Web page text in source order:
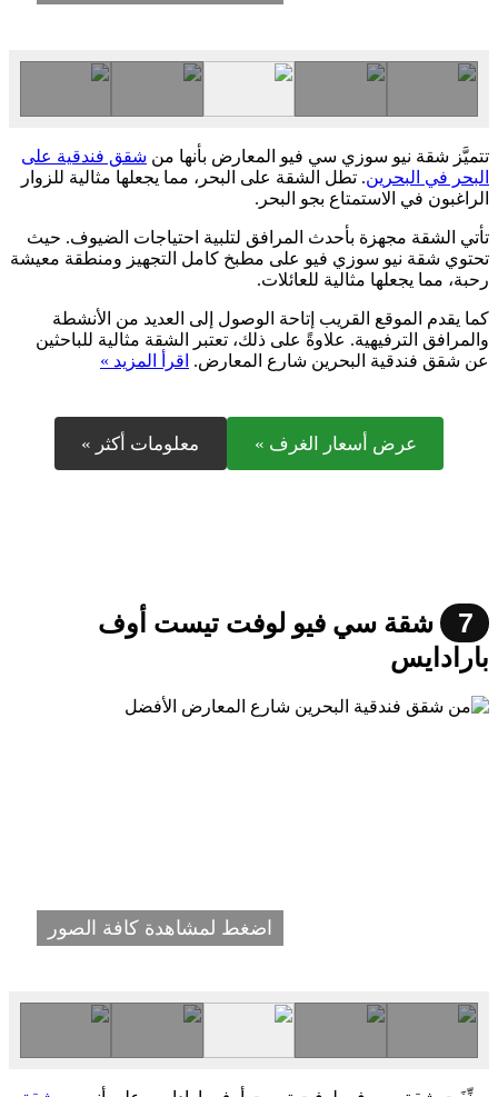
تتميَّز شقة نيو سوزي سي فيو المعارض بأنها من شقق فندقية على
البحر في البحرين. تطل الشقة على البحر، مما يجعلها مثالية للزوار
الراغبون في الاستمتاع بجو البحر.
تأتي الشقة مجهزة بأحدث المرافق لتلبية احتياجات الضيوف. حيث
تحتوي شقة نيو سوزي فيو على مطبخ كامل التجهيز ومنطقة معيشة
رحبة، مما يجعلها مثالية للعائلات.
كما يقدم الموقع القريب إتاحة الوصول إلى العديد من الأنشطة
والمرافق الترفيهية. علاوةً على ذلك، تعتبر الشقة مثالية للباحثين
عن شقق فندقية البحرين شارع المعارض. اقرأ المزيد »
عرض أسعار الغرف » معلومات أكثر »
7
شقة سي فيو لوفت تيست أوف
بارادايس
اضغط لمشاهدة كافة الصور